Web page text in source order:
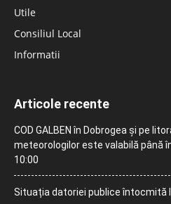
Utile
Consiliul Local
Informatii
Articole recente
COD GALBEN în Dobrogea și pe
meteorologilor este valabilă până
10:00
Situația datoriei publice întocmită